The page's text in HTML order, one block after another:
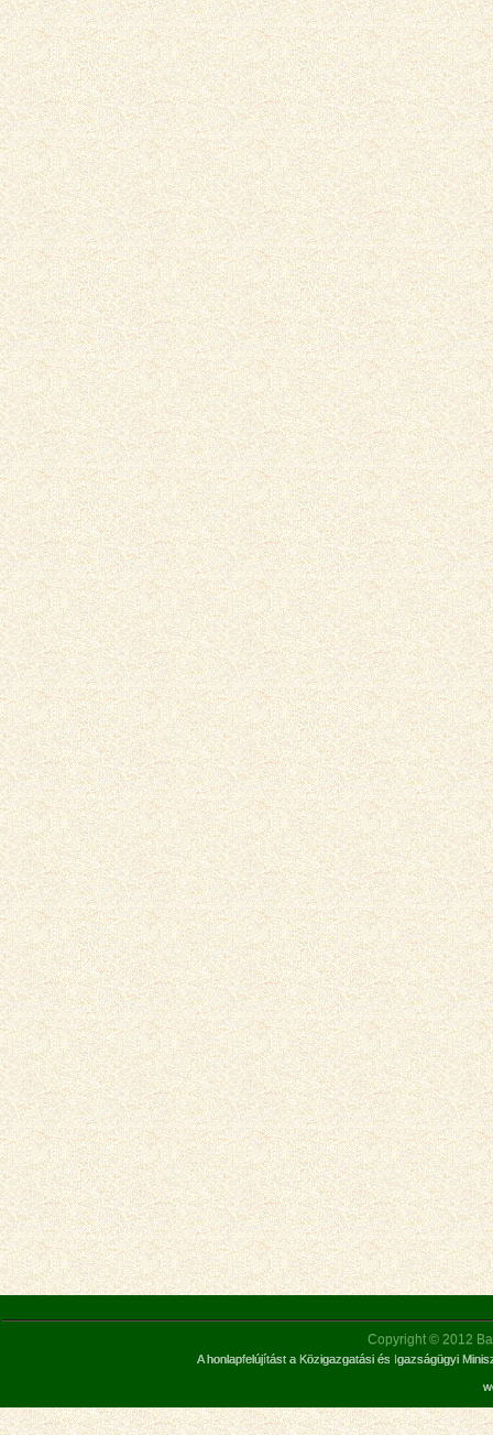
Copyright © 2012
A honlapfelújítást a Közigazgatási és Igazságügyi